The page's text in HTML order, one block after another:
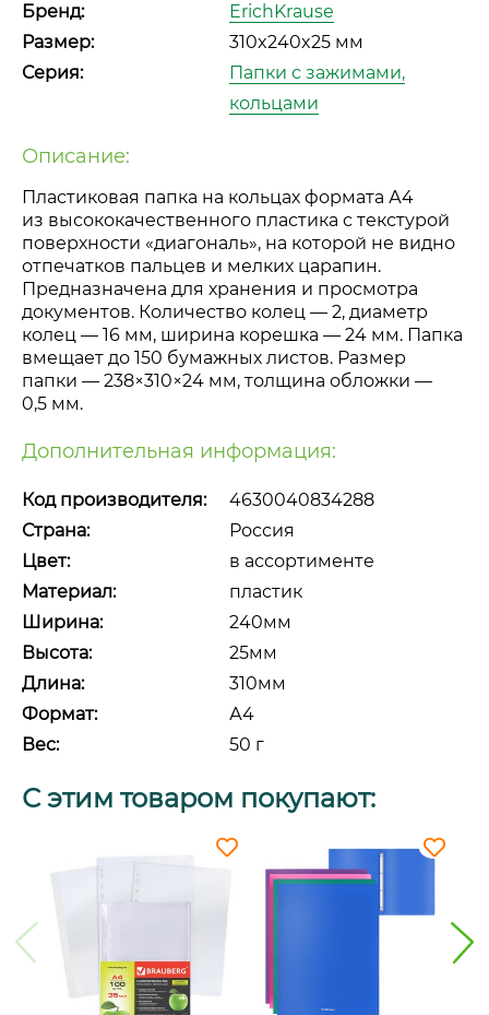
Бренд:
ErichKrause
Размер:
310x240x25 мм
Серия:
Папки с зажимами,
кольцами
Описание:
Пластиковая папка на кольцах формата А4
из высококачественного пластика с текстурой
поверхности «диагональ», на которой не видно
отпечатков пальцев и мелких царапин.
Предназначена для хранения и просмотра
документов. Количество колец — 2, диаметр
колец — 16 мм, ширина корешка — 24 мм. Папка
вмещает до 150 бумажных листов. Размер
папки — 238×310×24 мм, толщина обложки —
0,5 мм.
Дополнительная информация:
Код производителя:
4630040834288
Страна:
Россия
Цвет:
в ассортименте
Материал:
пластик
Ширина:
240мм
Высота:
25мм
Длина:
310мм
Формат:
А4
Вес:
50 г
С этим товаром покупают: